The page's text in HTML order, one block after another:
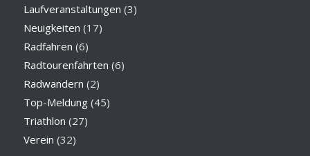
Laufveranstaltungen (3)
Neuigkeiten (17)
Radfahren (6)
Radtourenfahrten (6)
Radwandern (2)
Top-Meldung(45)
Triathlon (27)
Verein (32)